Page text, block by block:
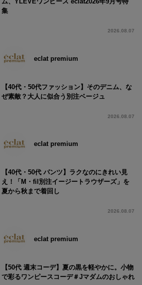
集
2026.08.07
eclat premium
【40代・50代ファッション】そのデニム、な
ぜ素敵？大人に似合う別注ベージュ
2026.08.07
eclat premium
【40代・50代 パンツ】ラクなのにきれい見
え！「M・fil別注イージートラウザーズ」を
夏から秋まで着回し
2026.08.07
eclat premium
【50代 週末コーデ】夏の黒を軽やかに。小物
で彩るワンピースコーデ＃Jマダムのおしゃれ